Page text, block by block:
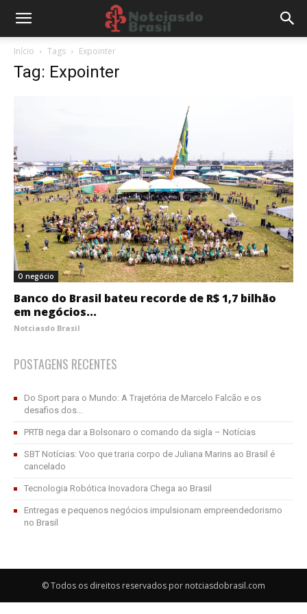
Início Tags Expointer
Tag: Expointer
O negócio
Banco do Brasil bateu recorde de R$ 1,7 bilhão
em negócios...
Notciasdo Brasil
POSTAGENS RECENTES
Do Sport para o Mundo: A Trajetória de Marcelo Falcão e os
desafios dos...
PRTB nega dar a Bolsonaro o comando da sigla – Notícias
SBT Notícias: Voo que traria corpo de Juliana Marins ao Brasil é
cancelado
Tecnologia Robótica Inovadora Chega ao Brasil
Entregas e pequenos negócios impulsionam empreendedorismo
no Brasil
© Todos os direitos reservados por notciasdobrasil.com